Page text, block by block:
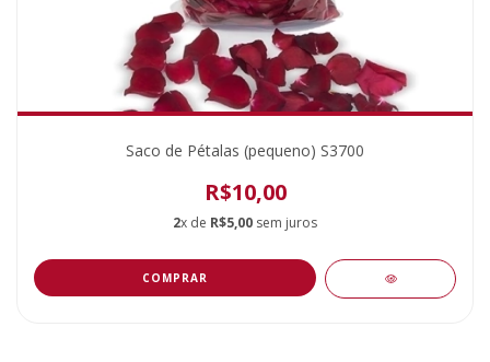
Saco de Pétalas (pequeno) S3700
R$10,00
2x de R$5,00 sem juros